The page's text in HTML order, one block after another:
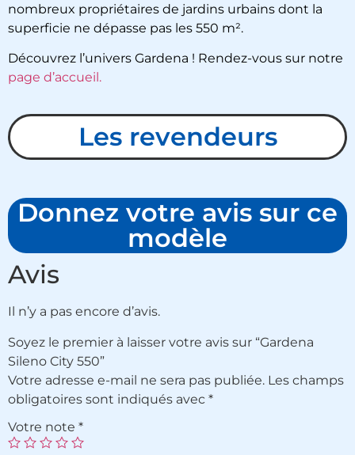
nombreux propriétaires de jardins urbains dont la
superficie ne dépasse pas les 550 m².
Découvrez l’univers Gardena ! Rendez-vous sur notre
page d’accueil.
Les revendeurs
Donnez votre avis sur ce
modèle
Avis
Il n’y a pas encore d’avis.
Soyez le premier à laisser votre avis sur “Gardena
Sileno City 550”
Votre adresse e-mail ne sera pas publiée. Les champs
obligatoires sont indiqués avec *
Votre note *